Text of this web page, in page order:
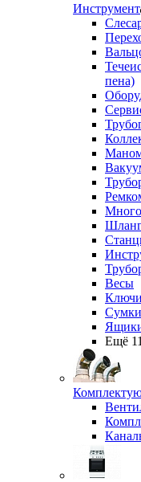
Инструмент
пена)
Весы
Сумки
Ещё 11